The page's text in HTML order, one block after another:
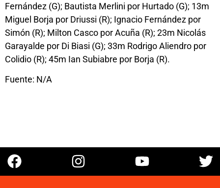
Fernández (G); Bautista Merlini por Hurtado (G); 13m
Miguel Borja por Driussi (R); Ignacio Fernández por
Simón (R); Milton Casco por Acuña (R); 23m Nicolás
Garayalde por Di Biasi (G); 33m Rodrigo Aliendro por
Colidio (R); 45m Ian Subiabre por Borja (R).
Fuente: N/A